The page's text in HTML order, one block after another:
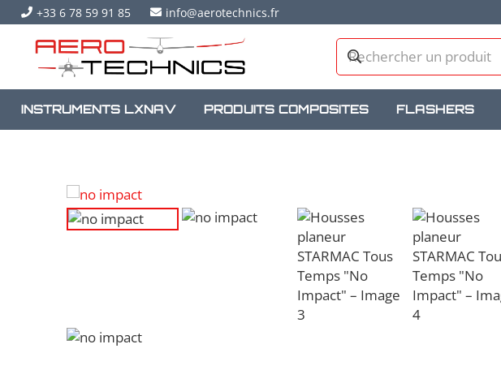
+33 6 78 59 91 85 info@aerotechnics.fr
INSTRUMENTS LXNAV PRODUITS COMPOSITES FLASHERS